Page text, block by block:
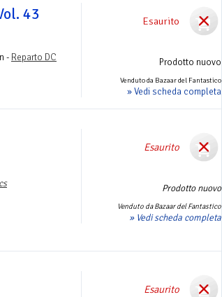
Esaurito
Prodotto nuovo
Venduto da Bazaar del Fantastico
» Vedi scheda completa
43
- Reparto DC
Esaurito
Prodotto nuovo
Venduto da Bazaar del Fantastico
» Vedi scheda completa
Esaurito